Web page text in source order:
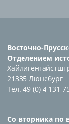
Восточно-
Отделением
21335 Люнебург
Тел. 49 (0) 4 131
Со вторника по